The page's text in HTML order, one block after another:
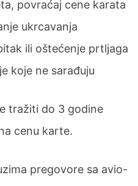
povraćaj cene karata
ukrcavanja
ili oštećenje prtljaga
koje ne sarađuju
tražiti do 3 godine
cenu karte.
pregovore sa avio-